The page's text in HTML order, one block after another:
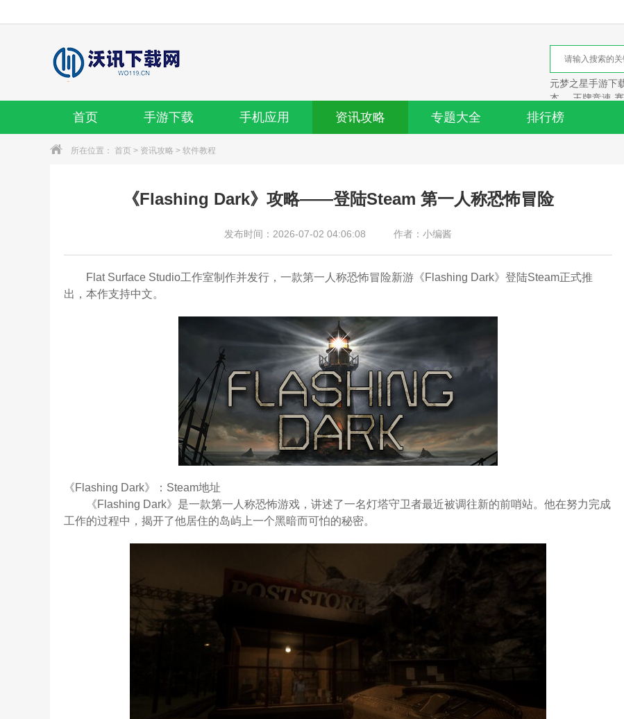
元梦之星手游下
本
王牌竞速
首页 手游下载 手机应用 资讯攻略 专题大全 排行榜
所在位置： 首页 > 资讯攻略 > 软件教程
《Flashing Dark》攻略——登陆Steam 第一人称恐怖冒险
发布时间：2026-07-02 04:06:08 作者：小编酱
Flat Surface Studio工作室制作并发行，一款第一人称恐怖冒险新游《Flashing Dark》登陆Steam正式推
出，本作支持中文。
《Flashing Dark》：Steam地址
《Flashing Dark》是一款第一人称恐怖游戏，讲述了一名灯塔守卫者最近被调往新的前哨站。他在努力完成
工作的过程中，揭开了他居住的岛屿上一个黑暗而可怕的秘密。